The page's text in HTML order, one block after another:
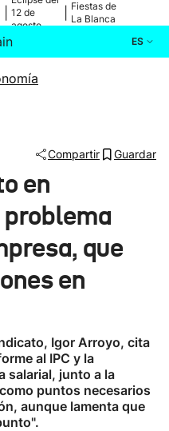
12 de
agosto
Fiestas de
La Blanca
ES
Compartir Guardar
en
problema
que
en
Igor Arroyo, cita
al IPC y la
salarial, junto a la
puntos necesarios
aunque lamenta que